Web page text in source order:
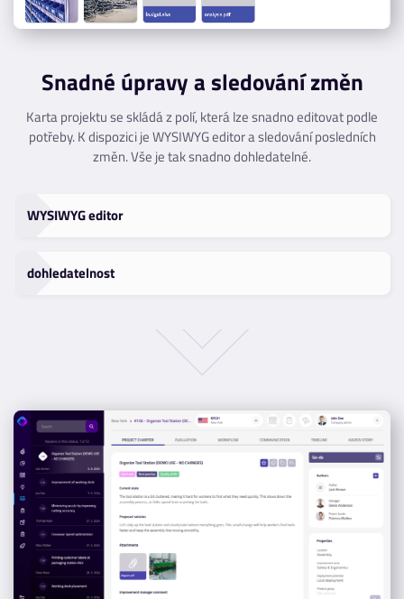
Snadné úpravy a sledování změn
Karta projektu se skládá z polí, která lze snadno editovat podle
potřeby. K dispozici je WYSIWYG editor a sledování posledních
změn. Vše je tak snadno dohledatelné.
WYSIWYG editor
dohledatelnost